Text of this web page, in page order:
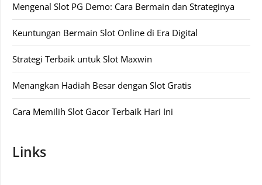
Mengenal Slot PG Demo: Cara Bermain dan Strateginya
Keuntungan Bermain Slot Online di Era Digital
Strategi Terbaik untuk Slot Maxwin
Menangkan Hadiah Besar dengan Slot Gratis
Cara Memilih Slot Gacor Terbaik Hari Ini
Links